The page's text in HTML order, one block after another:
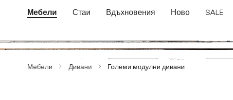
към основното съдържание
Преминете към търсенето
Преминете към основната навигация
Мебели Стаи Вдъхновения Ново SALE
Мебели Дивани Големи модулни дивани